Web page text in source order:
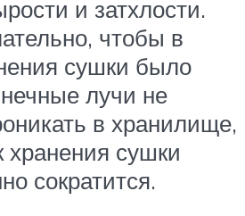
и затхлости.
чтобы в
сушки было
лучи не
в хранилище,
хранения сушки
сократится.